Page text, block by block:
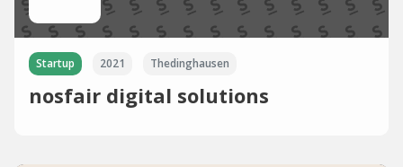
Startup 2021 Thedinghausen
nosfair digital solutions